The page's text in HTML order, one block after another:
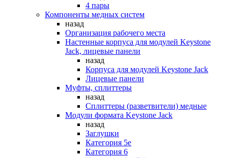
4 пары
Компоненты медных систем
назад
Организация рабочего места
Настенные корпуса для модулей Keystone
Jack, лицевые панели
назад
Корпуса для модулей Keystone Jack
Лицевые панели
Муфты, сплиттеры
назад
Сплиттеры (разветвители) медные
Модули формата Keystone Jack
назад
Заглушки
Категория 5е
Категория 6